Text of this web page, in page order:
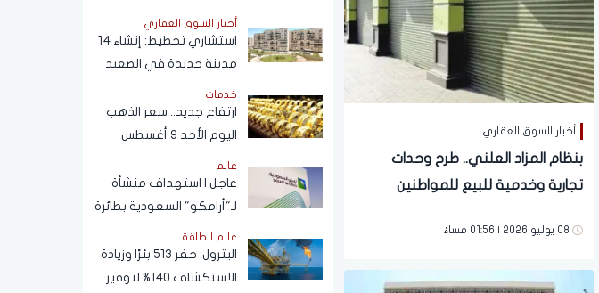
أخبار السوق العقاري
بنظام المزاد العلني.. طرح وحدات
تجارية وخدمية للبيع للمواطنين
08 يوليو 2026 | 01:56 مساءً
يكشف أسرار التلاعب في
القهوة
أخبار السوق العقاري
استشاري تخطيط: إنشاء 14
مدينة جديدة في الصعيد
وتوفير فرص العمل
خدمات
ارتفاع جديد.. سعر الذهب
اليوم الأحد 9 أغسطس
2026
عالم
عاجل | استهداف منشأة
لـ"أرامكو" السعودية بطائرة
مسيرة
عالم الطاقة
البترول: حفر 513 بئرًا وزيادة
الاستكشاف 140% لتوفير